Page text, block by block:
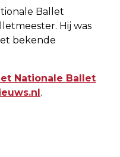
Ballet
Hij was
bekende
Nationale Ballet
.